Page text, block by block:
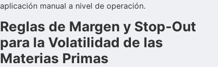
aplicación manual a nivel de operación.
Reglas de Margen y Stop-Out
para la Volatilidad de las
Materias Primas